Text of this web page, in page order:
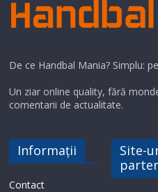
De ce Handbal Mania? Simplu:
Un ziar online quality, fără
comentarii de actualitate.
Informații
Contact
Site-